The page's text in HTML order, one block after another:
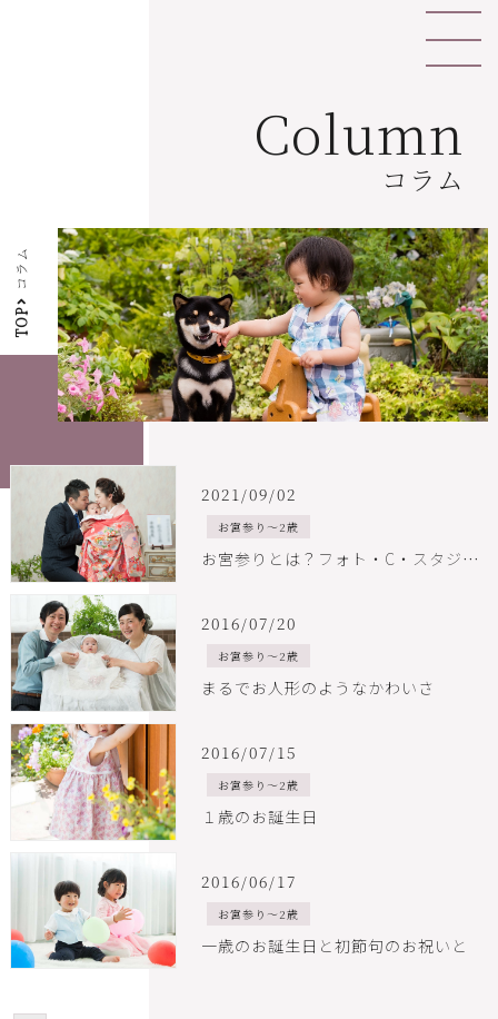
Column
コラム
TOP
コラム
2021/09/02
お宮参り～2歳
お宮参りとは？フォト・C・スタジオでのお宮参り撮影
2016/07/20
お宮参り～2歳
まるでお人形のようなかわいさ
2016/07/15
お宮参り～2歳
１歳のお誕生日
2016/06/17
お宮参り～2歳
一歳のお誕生日と初節句のお祝いと